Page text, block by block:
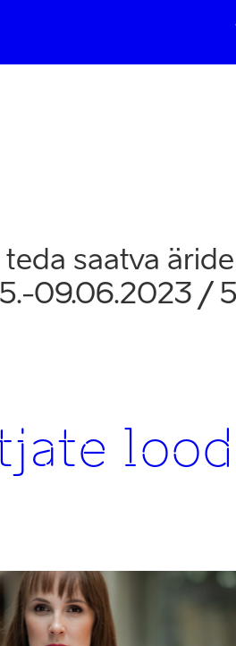
saatva
09.06.2023 /
lood